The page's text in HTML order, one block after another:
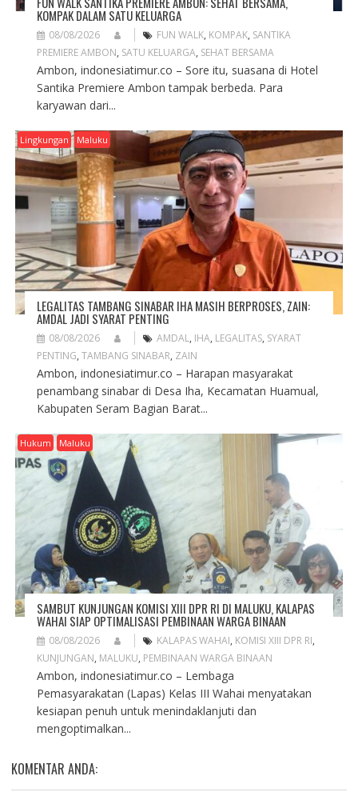
KOMPAK DALAM SATU KELUARGA
08/08/2026 FUN WALK, KOMPAK, SANTIKA
PREMIERE AMBON, SATU KELUARGA, SEHAT BERSAMA
Ambon, indonesiatimur.co – Sore itu, suasana di Hotel
Santika Premiere Ambon tampak berbeda. Para
karyawan dari...
Lingkungan Maluku
LEGALITAS TAMBANG SINABAR IHA MASIH BERPROSES, ZAIN:
AMDAL JADI SYARAT PENTING
08/08/2026 AMDAL, IHA, LEGALITAS, SYARAT
PENTING, TAMBANG SINABAR, ZAIN
Ambon, indonesiatimur.co – Harapan masyarakat
penambang sinabar di Desa Iha, Kecamatan Huamual,
Kabupaten Seram Bagian Barat...
Hukum Maluku
SAMBUT KUNJUNGAN KOMISI XIII DPR RI DI MALUKU, KALAPAS
WAHAI SIAP OPTIMALISASI PEMBINAAN WARGA BINAAN
08/08/2026 KALAPAS WAHAI, KOMISI XIII DPR RI,
KUNJUNGAN, MALUKU, PEMBINAAN WARGA BINAAN
Ambon, indonesiatimur.co – Lembaga
Pemasyarakatan (Lapas) Kelas III Wahai menyatakan
kesiapan penuh untuk menindaklanjuti dan
mengoptimalkan...
KOMENTAR ANDA: